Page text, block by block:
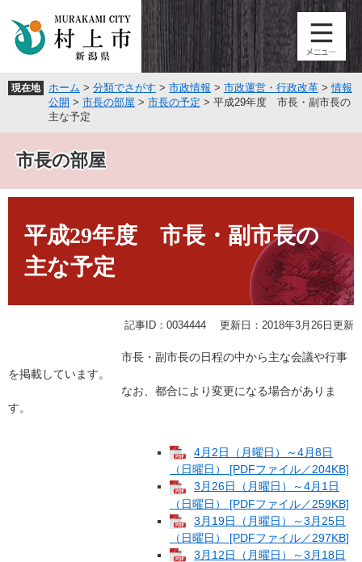
頭
飛
へ
現在地 ホーム > 分類でさがす > 市政情報 > 市政運営・行政改革 >情報
公開 > 市長の部屋 > 市長の予定 > 平成29年度 市長・副市長の
主な予定
市長の部屋
平成29年度 市長・副市長の
主な予定
記事ID：0034444 更新日：2018年3月26日更新
市長・副市長の日程の中から主な会議や行事
を掲載しています。
なお、都合により変更になる場合がありま
す。
4月2日（月曜日）～4月8日
（日曜日） [PDFファイル／204KB]
3月26日（月曜日）～4月1日
（日曜日） [PDFファイル／259KB]
3月19日（月曜日）～3月25日
（日曜日） [PDFファイル／297KB]
3月12日（月曜日）～3月18日